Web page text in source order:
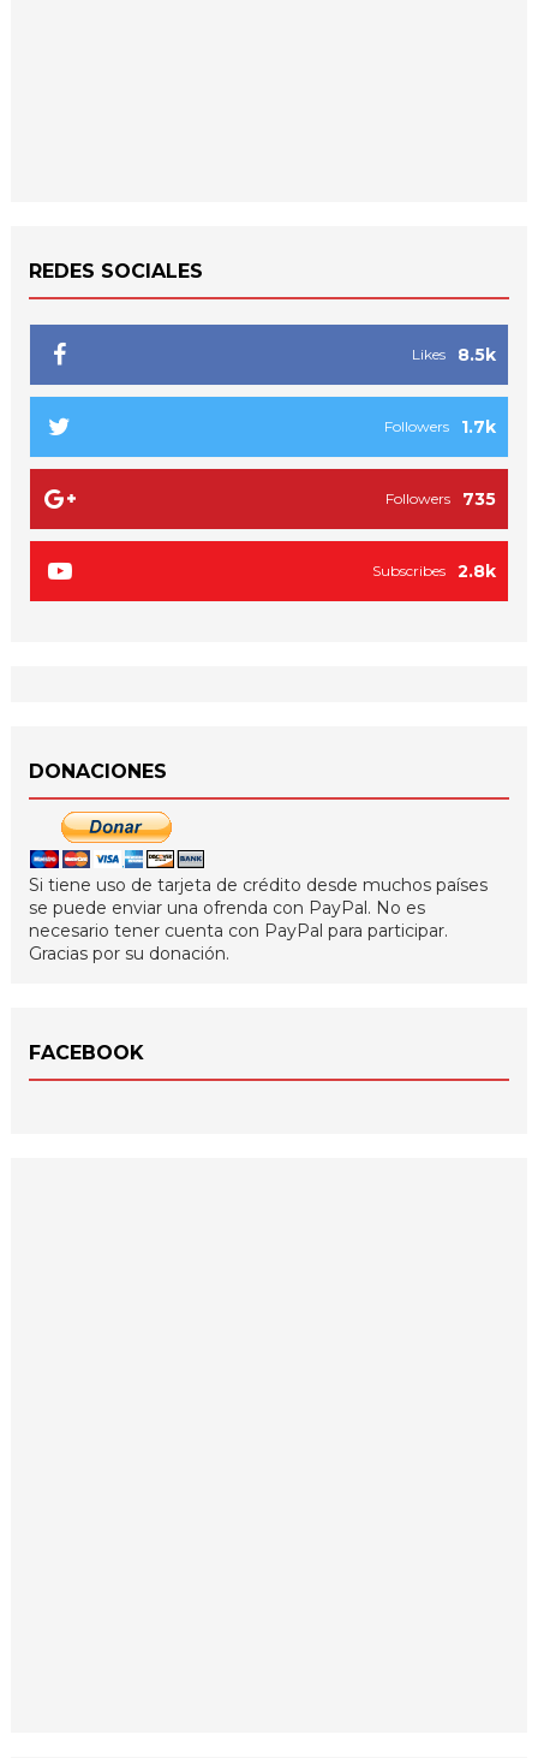
REDES SOCIALES
8.5k
Likes
1.7k
Followers
735
Followers
2.8k
Subscribes
DONACIONES
Si tiene uso de tarjeta de crédito desde muchos países
se puede enviar una ofrenda con PayPal. No es
necesario tener cuenta con PayPal para participar.
Gracias por su donación.
FACEBOOK